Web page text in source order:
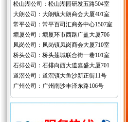
松山湖公司：松山湖园研发五路504室
大朗公司：大朗镇大朗商会大厦401室
常平公司：常平百司汇商务中心1507室
塘厦公司：塘厦环市西路广盈大厦706
凤岗公司：凤岗镇凤岗商会大厦710室
桥头公司：桥头莲城联合街一巷101室
石排公司：石排向西大道嘉盛大厦701
道滘公司：道滘镇大鱼沙新正街11号
广州公司：广州南沙丰泽东路106号